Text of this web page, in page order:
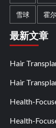
雪球 霍
最新文章
Hair
Hair
Health-
Health-